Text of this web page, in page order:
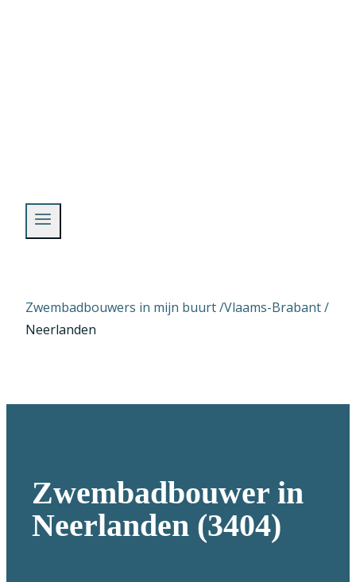
Zwembadbouwers in mijn buurt /Vlaams-Brabant/
Neerlanden
Zwembadbouwer in
Neerlanden (3404)